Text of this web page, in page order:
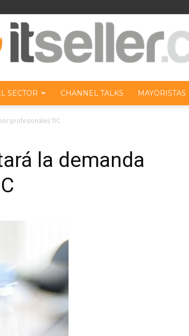
SECTOR CHANNEL TALKS MAYORISTAS
profesionales TIC
la demanda